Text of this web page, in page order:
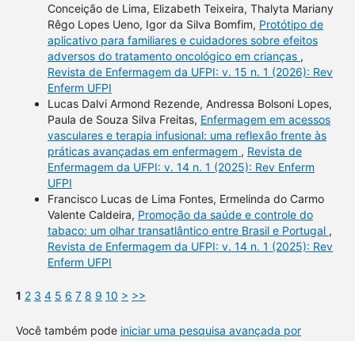
Conceição de Lima, Elizabeth Teixeira, Thalyta Mariany
Rêgo Lopes Ueno, Igor da Silva Bomfim, Protótipo de
aplicativo para familiares e cuidadores sobre efeitos
adversos do tratamento oncológico em crianças ,
Revista de Enfermagem da UFPI: v. 15 n. 1 (2026): Rev
Enferm UFPI
Lucas Dalvi Armond Rezende, Andressa Bolsoni Lopes,
Paula de Souza Silva Freitas, Enfermagem em acessos
vasculares e terapia infusional: uma reflexão frente às
práticas avançadas em enfermagem , Revista de
Enfermagem da UFPI: v. 14 n. 1 (2025): Rev Enferm
UFPI
Francisco Lucas de Lima Fontes, Ermelinda do Carmo
Valente Caldeira, Promoção da saúde e controle do
tabaco: um olhar transatlântico entre Brasil e Portugal ,
Revista de Enfermagem da UFPI: v. 14 n. 1 (2025): Rev
Enferm UFPI
1 2 3 4 5 6 7 8 9 10 > >>
Você também pode iniciar uma pesquisa avançada por